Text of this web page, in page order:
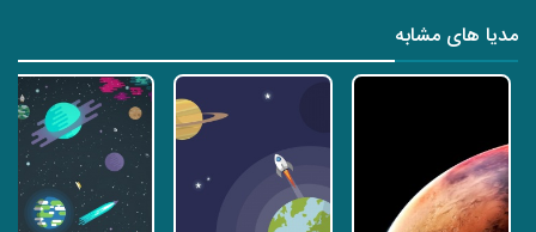
مدیا های مشابه